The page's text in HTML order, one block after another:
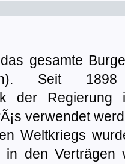
gesamte
Seit
der
verwendet
Weltkriegs
in den